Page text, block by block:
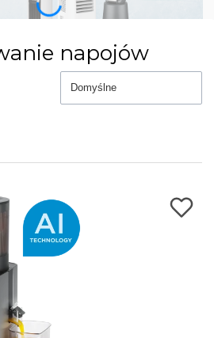
napojów
Domyślne